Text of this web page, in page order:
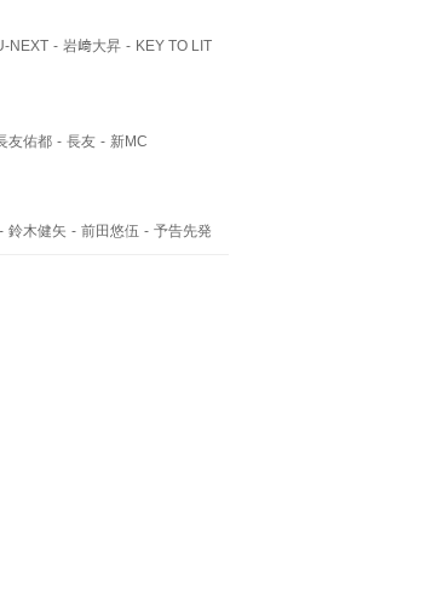
NEXT 岩﨑大昇
KEY TO LIT
友佑都 長友 新MC
鈴木健矢 前田悠伍
予告先発